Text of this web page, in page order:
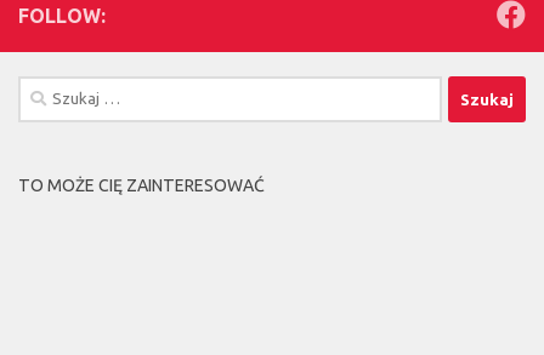
FOLLOW:
Szukaj:
TO MOŻE CIĘ ZAINTERESOWAĆ